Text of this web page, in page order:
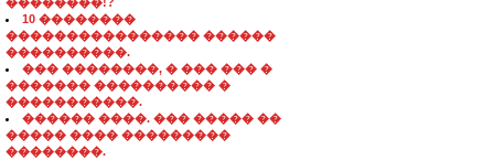
10 ��������
���������������� ������
����������.
��� ��������, � ��� ��� �
������� ���������� �
�����������.
������ ����. ��� ����� ��
����� ���� ���������
��������.